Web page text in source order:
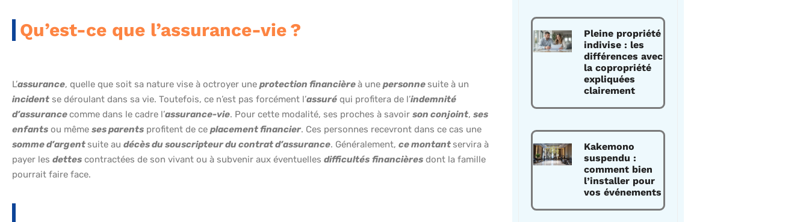
Qu’est-ce que l’assurance-vie ?
L’assurance, quelle que soit sa nature vise à octroyer une protection financièreà une personnesuite à un
incident se déroulant dans sa vie. Toutefois, ce n’est pas forcément l’assuré qui profitera de l’indemnité
d’assurancecomme dans le cadre l’assurance-vie. Pour cette modalité, ses proches à savoir son conjoint, ses
enfants ou même ses parents profitent de ce placement financier. Ces personnes recevront dans ce cas une
somme d’argentsuite au décès du souscripteur du contrat d’assurance. Généralement, ce montantservira à
payer les dettes contractées de son vivant ou à subvenir aux éventuelles difficultés financières dont la famille
pourrait faire face.
Pleine propriété
indivise : les
différences avec
la copropriété
expliquées
clairement
Kakemono
suspendu :
comment bien
l’installer pour
vos événements